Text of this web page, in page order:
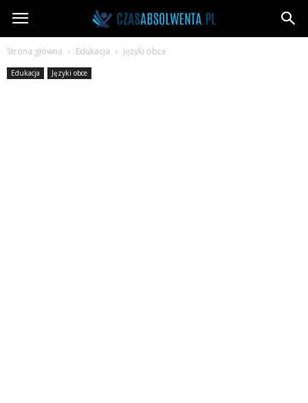
CzasAbsolwenta.pl
Strona główna Edukacja Języki obce
Edukacja Języki obce